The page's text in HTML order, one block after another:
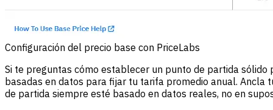
Configuración del precio base con PriceLabs
Si te preguntas cómo establecer un punto de partida sólido
basadas en datos para fijar tu tarifa promedio anual. Ancla
de partida siempre esté basado en datos reales, no en